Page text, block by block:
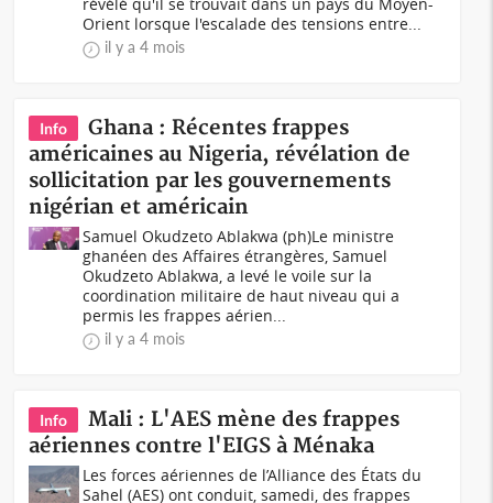
Orient lorsque l'escalade des tensions entre...
il y a 4 mois
Info
Ghana : Récentes frappes
américaines au Nigeria, révélation de
sollicitation par les gouvernements
nigérian et américain
Samuel Okudzeto Ablakwa (ph)Le ministre
ghanéen des Affaires étrangères, Samuel
Okudzeto Ablakwa, a levé le voile sur la
coordination militaire de haut niveau qui a
permis les frappes aérien...
il y a 4 mois
Info
Mali : L'AES mène des frappes
aériennes contre l'EIGS à Ménaka
Les forces aériennes de l’Alliance des États du
Sahel (AES) ont conduit, samedi, des frappes